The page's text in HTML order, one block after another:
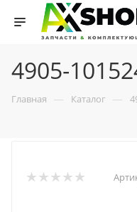
4905-
Главная — Каталог —